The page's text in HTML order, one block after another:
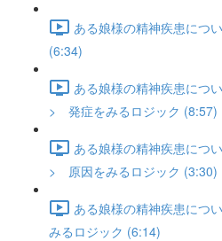
ある娘様の精神疾患につ
(6:34)
ある娘様の精神疾患につ
> 発症をみるロジック (8:57)
ある娘様の精神疾患につ
> 原因をみるロジック (3:30)
ある娘様の精神疾患につ
みるロジック (6:14)